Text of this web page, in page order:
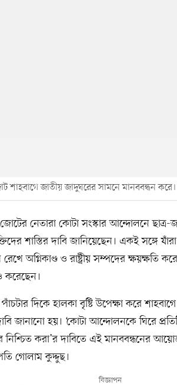
শাহবাগে জাতীয় জাদুঘরের সামনে মানববন্ধন
নেতারা কোটা সংস্কার আন্দোলনে ছাত্র-
শাস্তির দাবি জানিয়েছেন। একই সঙ্গে
অগ্নিকাণ্ড ও রাষ্ট্রীয় সম্পদের ক্ষয়ক্ষতি
করেছেন।
দিকে হালকা বৃষ্টি উপেক্ষা করে
জানানো হয়। ‘কোটা আন্দোলনকে ঘিরে
নিশ্চিত করা’র দাবিতে এই মানববন্ধনের
গোলাম কুদ্দুছ।